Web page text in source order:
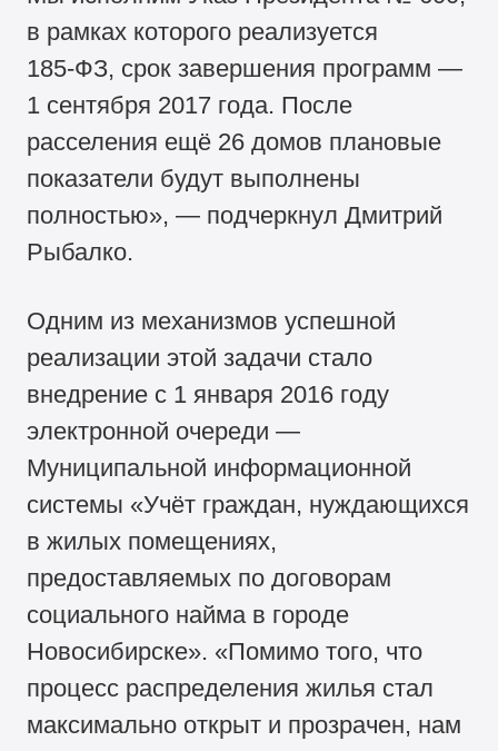
в рамках которого реализуется
185-ФЗ, срок завершения программ —
1 сентября 2017 года. После
расселения ещё 26 домов плановые
показатели будут выполнены
полностью», — подчеркнул Дмитрий
Рыбалко.
Одним из механизмов успешной
реализации этой задачи стало
внедрение с 1 января 2016 году
электронной очереди —
Муниципальной информационной
системы «Учёт граждан, нуждающихся
в жилых помещениях,
предоставляемых по договорам
социального найма в городе
Новосибирске». «Помимо того, что
процесс распределения жилья стал
максимально открыт и прозрачен, нам